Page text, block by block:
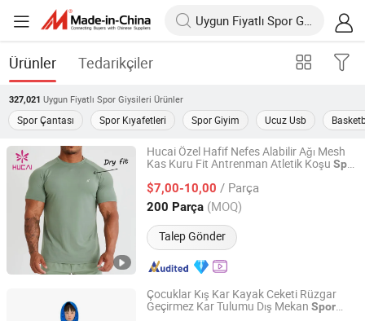
Ürünler Tedarikçiler
327,021 Uygun Fiyatlı Spor Giysileri Ürünler
Spor Çantası Spor Kıyafetleri Spor Giyim Ucuz Usb
Hucai Özel Hafif Nefes Alabilir Ağı Mesh
Kas Kuru Fit Antrenman Atletik Koşu Spor
$7,00-10,00 / Parça
200 Parça (MOQ)
Talep Gönder
Dongguan Humen Hucai Garment Co., Ltd.
Guangdong, China Fiyat 2019
Çocuklar Kış Kar Kayak Ceketi Rüzgar
Geçirmez Kar Tulumu Dış Mekan Spor
Great Wall Products Mfg., Ltd.